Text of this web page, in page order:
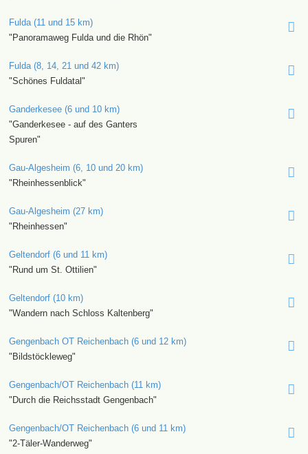
Fulda (11 und 15 km)
"Panoramaweg Fulda und die Rhön"
Fulda (8, 14, 21 und 42 km)
"Schönes Fuldatal"
Ganderkesee (6 und 10 km)
"Ganderkesee - auf des Ganters
Spuren"
Gau-Algesheim (6, 10 und 20 km)
"Rheinhessenblick"
Gau-Algesheim (27 km)
"Rheinhessen"
Geltendorf (6 und 11 km)
"Rund um St. Ottilien"
Geltendorf (10 km)
"Wandern nach Schloss Kaltenberg"
Gengenbach OT Reichenbach (6 und 12 km)
"Bildstöckleweg"
Gengenbach/OT Reichenbach (11 km)
"Durch die Reichsstadt Gengenbach"
Gengenbach/OT Reichenbach (6 und 11 km)
"2-Täler-Wanderweg"